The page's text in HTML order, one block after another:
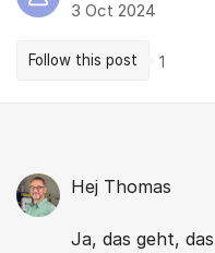
3 Oct 2024
Follow this post 1
Hej Thomas
Ja, das geht,